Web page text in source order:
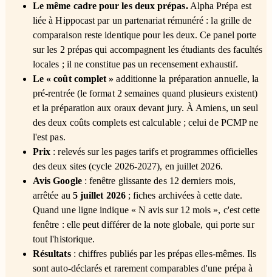
Le même cadre pour les deux prépas.Alpha Prépa est
liée à Hippocast par un partenariat rémunéré : la grille de
comparaison reste identique pour les deux. Ce panel porte
sur les 2 prépas qui accompagnent les étudiants des facultés
locales ; il ne constitue pas un recensement exhaustif.
Le « coût complet » additionne la préparation annuelle, la
pré-rentrée (le format 2 semaines quand plusieurs existent)
et la préparation aux oraux devant jury. À Amiens, un seul
des deux coûts complets est calculable ; celui de PCMP ne
l'est pas.
Prix : relevés sur les pages tarifs et programmes officielles
des deux sites (cycle 2026-2027), en juillet 2026.
Avis Google: fenêtre glissante des 12 derniers mois,
arrêtée au 5 juillet 2026; fiches archivées à cette date.
Quand une ligne indique « N avis sur 12 mois », c'est cette
fenêtre : elle peut différer de la note globale, qui porte sur
tout l'historique.
Résultats: chiffres publiés par les prépas elles-mêmes. Ils
sont auto-déclarés et rarement comparables d'une prépa à